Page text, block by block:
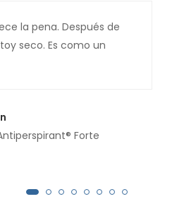
la pena. Después de
seco. Es como un
Forte